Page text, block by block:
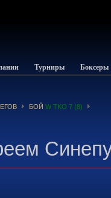
Турниры Боксеры
БОЙ W TKO 7 (8)